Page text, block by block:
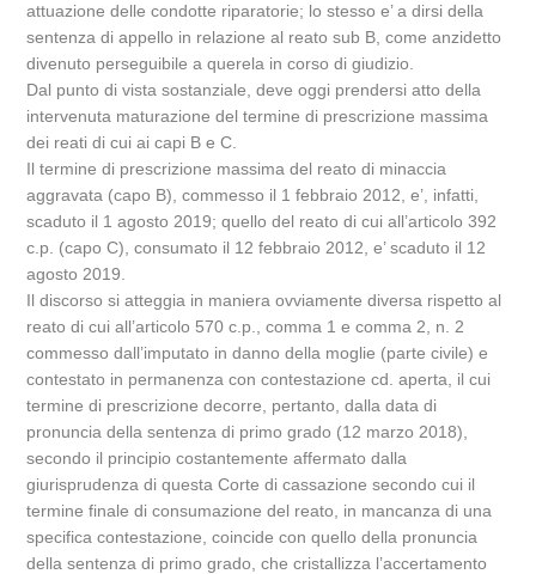
attuazione delle condotte riparatorie; lo stesso e’ a dirsi della
sentenza di appello in relazione al reato sub B, come anzidetto
divenuto perseguibile a querela in corso di giudizio.
Dal punto di vista sostanziale, deve oggi prendersi atto della
intervenuta maturazione del termine di prescrizione massima
dei reati di cui ai capi B e C.
Il termine di prescrizione massima del reato di minaccia
aggravata (capo B), commesso il 1 febbraio 2012, e’, infatti,
scaduto il 1 agosto 2019; quello del reato di cui all’articolo 392
c.p. (capo C), consumato il 12 febbraio 2012, e’ scaduto il 12
agosto 2019.
Il discorso si atteggia in maniera ovviamente diversa rispetto al
reato di cui all’articolo 570 c.p., comma 1 e comma 2, n. 2
commesso dall’imputato in danno della moglie (parte civile) e
contestato in permanenza con contestazione cd. aperta, il cui
termine di prescrizione decorre, pertanto, dalla data di
pronuncia della sentenza di primo grado (12 marzo 2018),
secondo il principio costantemente affermato dalla
giurisprudenza di questa Corte di cassazione secondo cui il
termine finale di consumazione del reato, in mancanza di una
specifica contestazione, coincide con quello della pronuncia
della sentenza di primo grado, che cristallizza l’accertamento